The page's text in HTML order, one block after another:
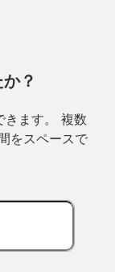
？
きます。 複数
をスペースで